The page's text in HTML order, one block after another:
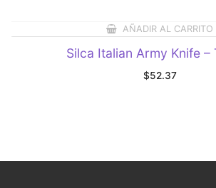
AÑADIR AL CARRITO
Silca Italian Army Knife –
$52.37